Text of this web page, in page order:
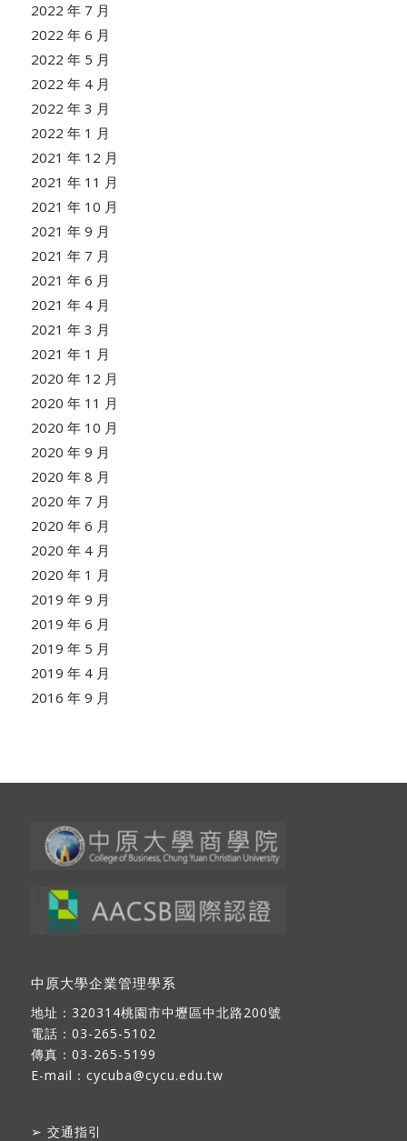
2022 年 7 月
2022 年 6 月
2022 年 5 月
2022 年 4 月
2022 年 3 月
2022 年 1 月
2021 年 12 月
2021 年 11 月
2021 年 10 月
2021 年 9 月
2021 年 7 月
2021 年 6 月
2021 年 4 月
2021 年 3 月
2021 年 1 月
2020 年 12 月
2020 年 11 月
2020 年 10 月
2020 年 9 月
2020 年 8 月
2020 年 7 月
2020 年 6 月
2020 年 4 月
2020 年 1 月
2019 年 9 月
2019 年 6 月
2019 年 5 月
2019 年 4 月
2016 年 9 月
中原大學企業管理學系
地址： 320314桃園市中壢區中北路200號
電話：03-265-5102
傳真：03-265-5199
E-mail： cycuba@cycu.edu.tw
➢ 交通指引